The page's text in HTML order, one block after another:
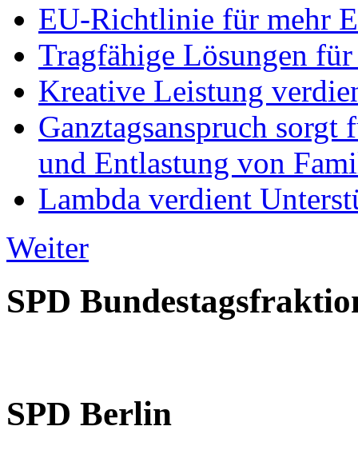
EU-Richtlinie für mehr
Tragfähige Lösungen
Kreative Leistung
Ganztagsanspruch
und Entlastung von
Lambda verdient
Weiter
SPD
SPD Berlin